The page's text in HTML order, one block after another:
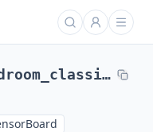
UL_bedroom_classification